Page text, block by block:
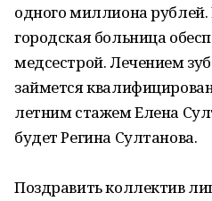
одного миллиона
городская больница
медсестрой. Лечением
займется
летним стажем Елена
будет Регина Султанова.
Поздравить коллектив